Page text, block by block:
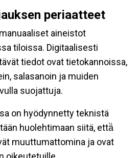
periaatteet
aineistot
tiloissa. Digitaalisesti
tiedot ovat tietokannoissa,
salasanoin ja muiden
suojattuja.
on hyödynnetty teknistä
huolehtimaan siitä, että̈
muuttumattomina ja ovat